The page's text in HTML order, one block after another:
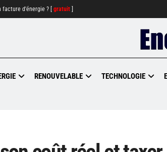
d'énergie ? [ gratuit
RENOUVELABLE TECHNOLOGIE